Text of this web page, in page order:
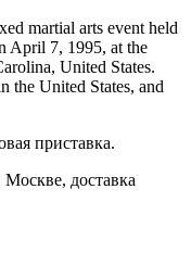
martial arts event held
April 7, 1995, at the
United States.
the United States, and
приставка.
доставка